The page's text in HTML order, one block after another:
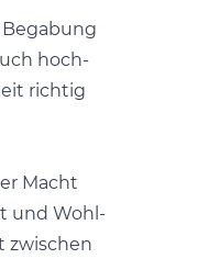
hoch-
richtig
Macht
und Wohl-
zwischen